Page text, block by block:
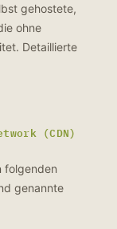
gehostete,
ohne
Detaillierte
(CDN)
folgenden
genannte